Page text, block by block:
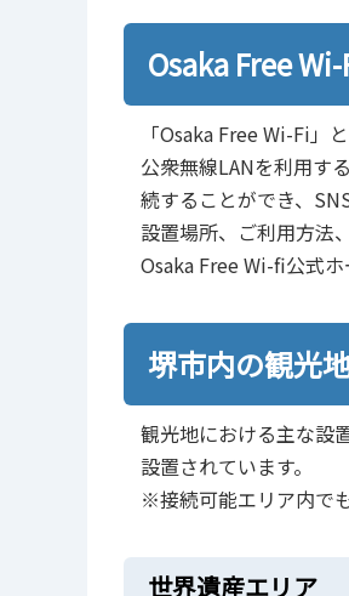
Osaka Free
「Osaka Free Wi-Fi」
公衆無線LANを利用す
続することができ、
設置場所、ご利用方法
Osaka Free Wi-fi公式
堺市内の観光
観光地における主な設
設置されています。
※接続可能エリア内で
世界遺産エリア